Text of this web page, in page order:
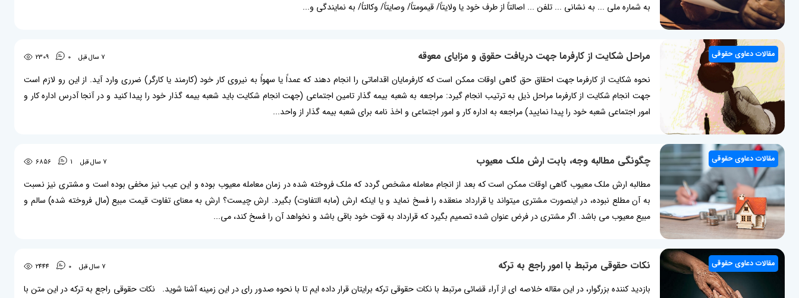
به شماره ملی ... به نشانی ... تلفن ... اصالتاً از طرف خود یا ولایتاً/ قیمومتاً/ وصایتاً/ وکالتاً/ به نمایندگی و...
مقالات دعاوی حقوقی مراحل شکایت از کارفرما جهت دریافت حقوق و مزایای معوقه 7 سال قبل 0
2309
نحوه شکایت از کارفرما جهت احقاق حق گاهی اوقات ممکن است که کارفرمایان اقداماتی را انجام دهند که عمداً یا سهواً به نیروی کار خود (کارمند یا کارگر) ضرری وارد آید. از این رو لازم است
جهت انجام شکایت از کارفرما مراحل ذیل به ترتیب انجام گیرد: مراجعه به شعبه بیمه گذار تامین اجتماعی (جهت انجام شکایت باید شعبه بیمه گذار خود را پیدا کنید و در آنجا آدرس اداره کار و
امور اجتماعی شعبه خود را پیدا نمایید) مراجعه به اداره کار و امور اجتماعی و اخذ نامه برای شعبه بیمه گذار از واحد...
مقالات دعاوی حقوقی چگونگی مطالبه وجه، بابت ارش ملک معیوب 7 سال قبل 1
6856
مطالبه ارش ملک معیوب گاهی اوقات ممکن است که بعد از انجام معامله مشخص گردد که ملک فروخته شده در زمان معامله معیوب بوده و این عیب نیز مخفی بوده است و مشتری نیز نسبت
به آن مطلع نبوده، در اینصورت مشتری میتواند یا قرارداد منعقده را فسخ نماید و یا اینکه ارش (مابه التفاوت) بگیرد. ارش چیست؟ ارش به معنای تفاوت قیمت مبیع (مال فروخته شده) سالم و
مبیع معیوب می باشد. اگر مشتری در فرض عنوان شده تصمیم بگیرد که قرارداد به قوت خود باقی باشد و نخواهد آن را فسخ کند، می...
مقالات دعاوی حقوقی نکات حقوقی مرتبط با امور راجع به ترکه 7 سال قبل 0
2444
بازدید کننده بزرگوار، در این مقاله خلاصه ای از آراء قضائی مرتبط با نکات حقوقی ترکه برایتان قرار داده ایم تا با نحوه صدور رای در این زمینه آشنا شوید. نکات حقوقی راجع به ترکه در این متن با